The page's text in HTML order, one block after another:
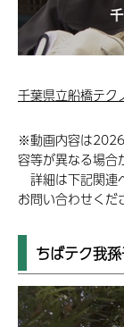
千葉県立船橋テク
※動画内容は
容等が異なる場合
詳細は下記関連
お問い合わせくだ
ちばテク我